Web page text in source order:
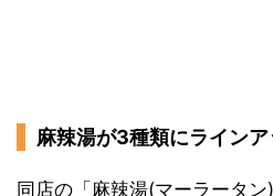
麻辣湯が3種類にライン
同店の「麻辣湯(マーラータ